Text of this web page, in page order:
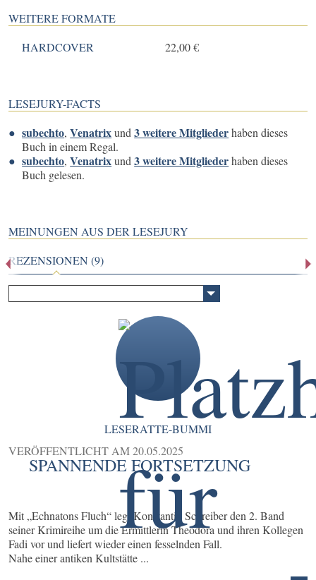
WEITERE FORMATE
HARDCOVER
22,00 €
LESEJURY-FACTS
subechto,Venatrixund3 weitere Mitgliederhaben dieses
Buch in einem Regal.
subechto,Venatrixund3 weitere Mitgliederhaben dieses
Buch gelesen.
MEINUNGEN AUS DER LESEJURY
REZENSIONEN (9)
LESERATTE-BUMMI
VERÖFFENTLICHT AM20.05.2025
SPANNENDE FORTSETZUNG
Mit „Echnatons Fluch“ legt Konstantin Schreiber den 2. Band
seiner Krimireihe um die Ermittlerin Theodora und ihren Kollegen
Fadi vor und liefert wieder einen fesselnden Fall.
Nahe einer antiken Kultstätte ...